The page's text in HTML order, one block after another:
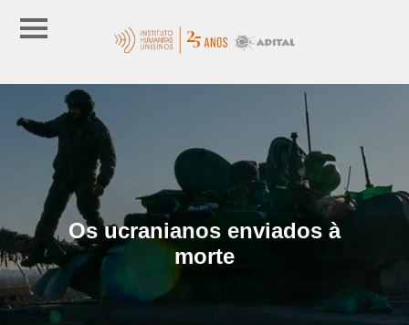
Os ucranianos enviados à
morte